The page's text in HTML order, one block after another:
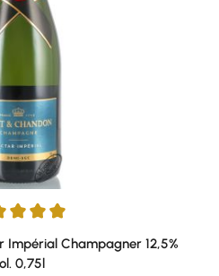
von 5 von 5 Sternen
Impérial Champagner 12,5%
0,75l